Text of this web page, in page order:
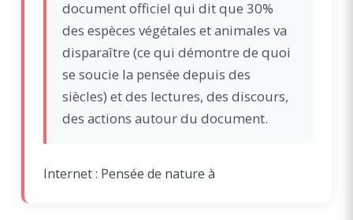
document officiel qui dit que 30%
des espèces végétales et animales va
disparaître (ce qui démontre de quoi
se soucie la pensée depuis des
siècles) et des lectures, des discours,
des actions autour du document.
Internet : Pensée de nature à